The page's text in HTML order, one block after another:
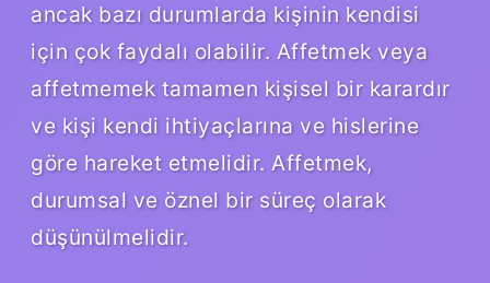
ancak bazı durumlarda kişinin kendisi
için çok faydalı olabilir. Affetmek veya
affetmemek tamamen kişisel bir karardır
ve kişi kendi ihtiyaçlarına ve hislerine
göre hareket etmelidir. Affetmek,
durumsal ve öznel bir süreç olarak
düşünülmelidir.